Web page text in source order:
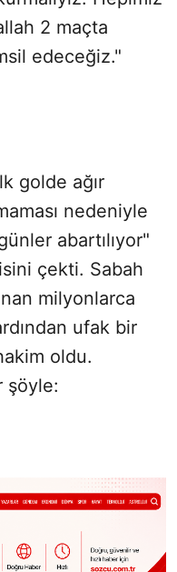
2 maçta
edeceğiz."
golde ağır
nedeniyle
abartılıyor"
çekti. Sabah
milyonlarca
ufak bir
oldu.
şöyle: